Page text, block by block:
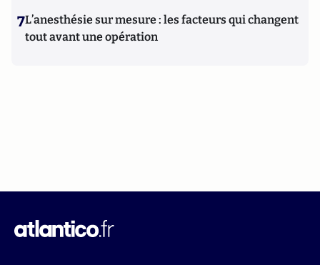
7L’anesthésie sur mesure : les facteurs qui changent
tout avant une opération